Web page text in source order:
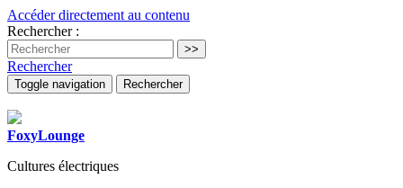
Accéder directement au contenu
Rechercher :
Rechercher
Toggle navigation Rechercher
FoxyLounge
Cultures électriques